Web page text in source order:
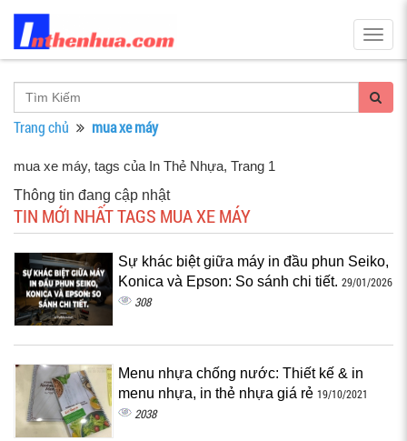
Trang chủ mua xe máy
mua xe máy, tags của In Thẻ Nhựa, Trang 1
Thông tin đang cập nhật
TIN MỚI NHẤT TAGS MUA XE MÁY
Sự khác biệt giữa máy in đầu phun Seiko,
Konica và Epson: So sánh chi tiết. 29/01/2026
308
Menu nhựa chống nước: Thiết kế & in
menu nhựa, in thẻ nhựa giá rẻ 19/10/2021
2038